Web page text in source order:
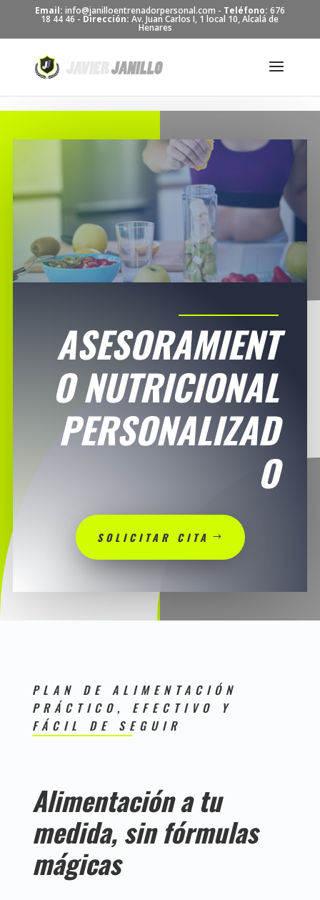
Skip to content
Email: info@janilloentrenadorpersonal.com - Teléfono: 676
18 44 46 - Dirección: Av. Juan Carlos I, 1 local 10, Alcalá de
Henares
ASESORAMIENT
O NUTRICIONAL
PERSONALIZAD
O
SOLICITAR CITA
PLAN DE ALIMENTACIÓN
PRÁCTICO, EFECTIVO Y
FÁCIL DE SEGUIR
Alimentación a tu
medida, sin fórmulas
mágicas